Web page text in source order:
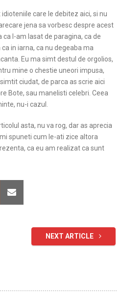
care le debitez aici, si nu
jena sa vorbesc despre acest
ca l-am lasat de paragina, ca de
in iarna, ca nu degeaba ma
Eu ma simt destul de orgolios,
mine o chestie uneori impusa,
ciudat, de parca as scrie aici
Bote, sau manelisti celebri. Ceea
nu-i cazul.
asta, nu va rog, dar as aprecia
spuneti cum le-ati zice altora
ca eu am realizat ca sunt
NEXT ARTICLE